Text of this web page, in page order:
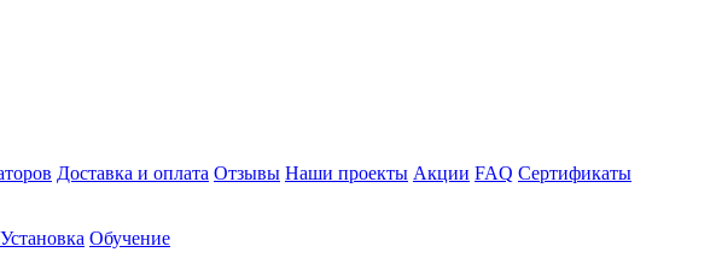
Доставка и оплата Отзывы Наши проекты Акции FAQ Сертификаты
Установка Обучение